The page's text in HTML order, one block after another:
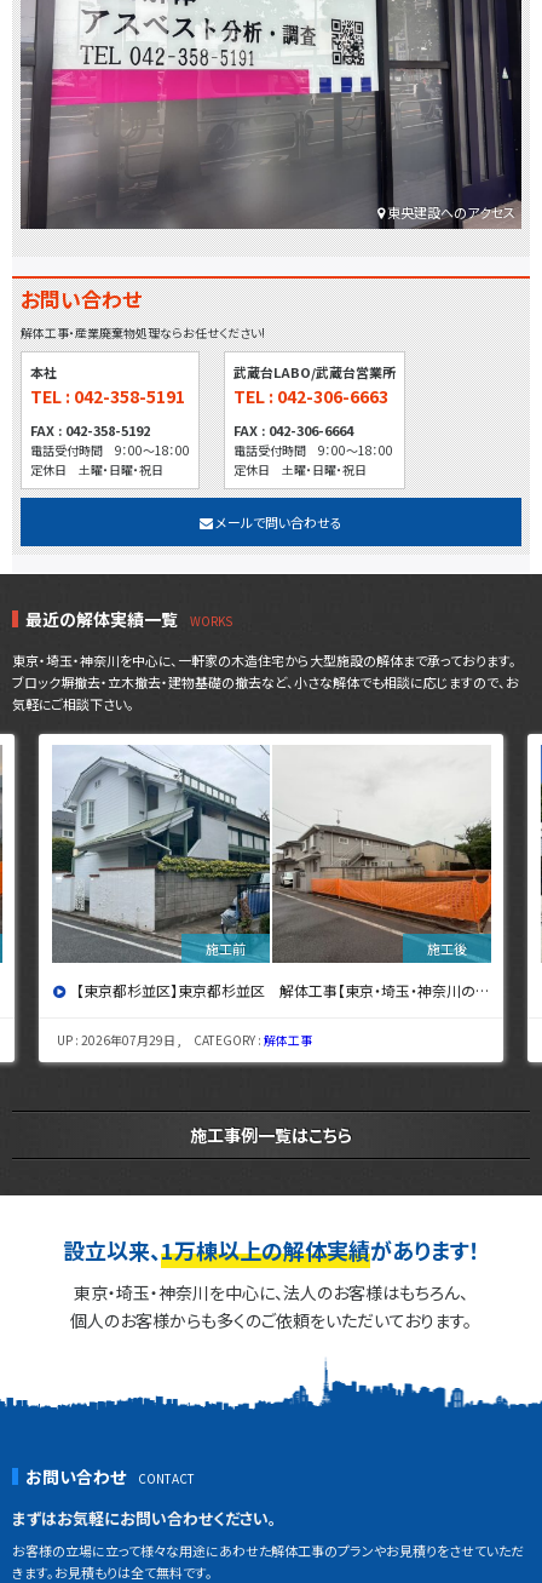
東央建設へのアクセス
お問い合わせ
解体工事・産業廃棄物処理ならお任せください!
本社
TEL : 042-358-5191
FAX : 042-358-5192
電話受付時間 9：00～18：00
定休日 土曜・日曜・祝日
武蔵台LABO/武蔵台営業所
TEL : 042-306-6663
FAX : 042-306-6664
電話受付時間 9：00～18：00
定休日 土曜・日曜・祝日
メールで問い合わせる
最近の解体実績一覧
東京・埼玉・神奈川を中心に、一軒家の木造住宅から大型施設の解体まで承っております。
ブロック塀撤去・立木撤去・建物基礎の撤去など、小さな解体でも相談に応じますので、お
気軽にご相談下さい。
【東京都杉並区】東京都杉並区 解体工事【東京・埼玉・神奈川の解体工事なら東央建設へ】
UP : 2026年07月29日 , CATEGORY :解体工事
施工事例一覧はこちら
設立以来、1万棟以上の解体実績があります！
東京・埼玉・神奈川を中心に、法人のお客様はもちろん、
個人のお客様からも多くのご依頼をいただいております。
お問い合わせ
まずはお気軽にお問い合わせください。
お客様の立場に立って様々な用途にあわせた解体工事のプランやお見積りをさせていただ
きます。お見積もりは全て無料です。